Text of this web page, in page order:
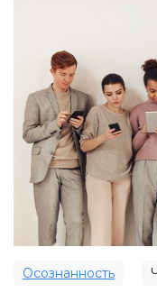
Осознанность